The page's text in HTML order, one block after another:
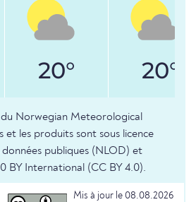
20° 20°
du Norwegian Meteorological
et les produits sont sous licence
publiques (NLOD) et
BY International (CC BY 4.0).
Mis à jour le 08.08.2026